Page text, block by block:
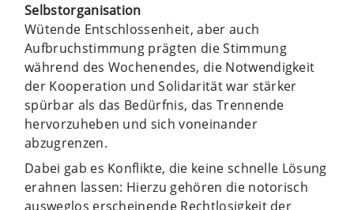
Selbstorganisation
Wütende Entschlossenheit, aber auch
Aufbruchstimmung prägten die Stimmung
während des Wochenendes, die Notwendigkeit
der Kooperation und Solidarität war stärker
spürbar als das Bedürfnis, das Trennende
hervorzuheben und sich voneinander
abzugrenzen.
Dabei gab es Konflikte, die keine schnelle Lösung
erahnen lassen: Hierzu gehören die notorisch
ausweglos erscheinende Rechtlosigkeit der